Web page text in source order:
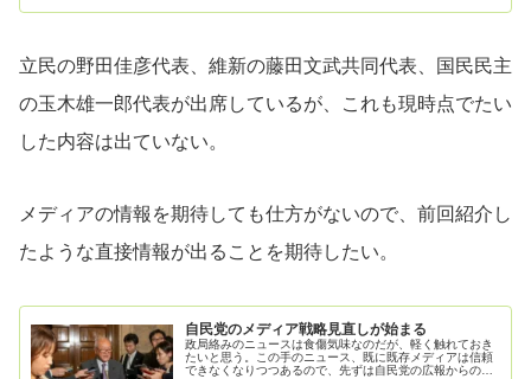
立民の野田佳彦代表、維新の藤田文武共同代表、国民民主
の玉木雄一郎代表が出席しているが、これも現時点でたい
した内容は出ていない。
メディアの情報を期待しても仕方がないので、前回紹介し
たような直接情報が出ることを期待したい。
自民党のメディア戦略見直しが始まる
政局絡みのニュースは食傷気味なのだが、軽く触れておき
たいと思う。この手のニュース、既に既存メディアは信頼
できなくなりつつあるので、先ずは自民党の広報からの情